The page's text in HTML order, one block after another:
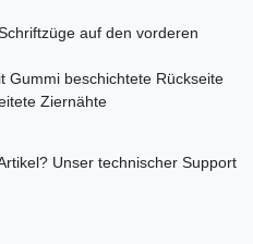
auf den vorderen
Gummi beschichtete Rückseite
Ziernähte
Unser technischer Support